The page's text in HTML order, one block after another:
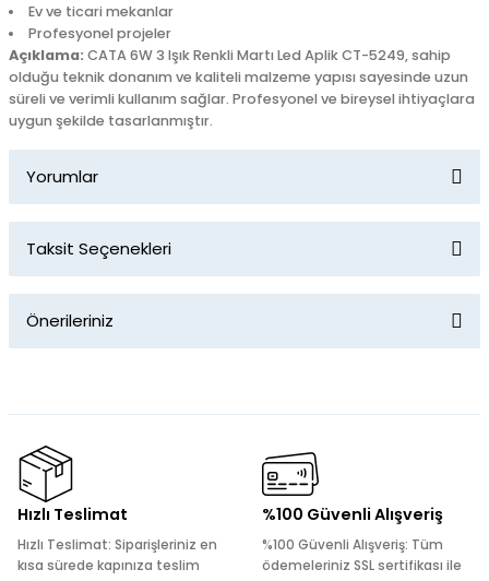
Ev ve ticari mekanlar
Profesyonel projeler
Açıklama: CATA 6W 3 Işık Renkli Martı Led Aplik CT-5249, sahip
olduğu teknik donanım ve kaliteli malzeme yapısı sayesinde uzun
süreli ve verimli kullanım sağlar. Profesyonel ve bireysel ihtiyaçlara
uygun şekilde tasarlanmıştır.
Yorumlar
Taksit Seçenekleri
Önerileriniz
kullanarak tarafımıza iletebilirsiniz.
Görüş ve önerileriniz için teşekkür ederiz.
Ürün resmi kalitesiz, bozuk veya görüntülenemiyor.
Ürün bilgilerinde hatalar bulunuyor.
Hızlı Teslimat
Hızlı Teslimat: Siparişleriniz en
kısa sürede kapınıza teslim
%100 Güvenli Alışveriş
%100 Güvenli Alışveriş: Tüm
ödemeleriniz SSL sertifikası ile